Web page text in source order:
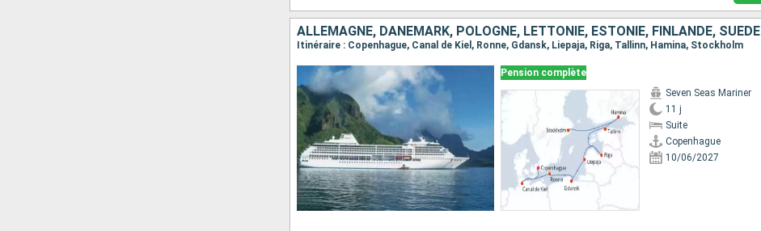
ALLEMAGNE, DANEMARK, POLOGNE, LETTONIE, ESTONIE, FINLANDE, SUÈDE
Itinéraire : Copenhague, Canal de Kiel, Ronne, Gdansk, Liepaja, Riga, Tallinn, Hamina, Stockholm
Pension complète
Seven Seas Mariner
11 j
Suite
Copenhague
10/06/2027